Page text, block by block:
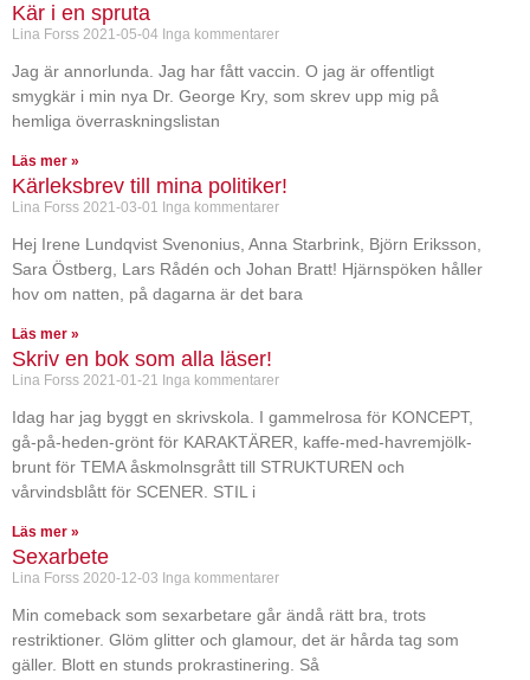
Kär i en spruta
Lina Forss 2021-05-04 Inga kommentarer
Jag är annorlunda. Jag har fått vaccin. O jag är offentligt
smygkär i min nya Dr. George Kry, som skrev upp mig på
hemliga överraskningslistan
Läs mer »
Kärleksbrev till mina politiker!
Lina Forss 2021-03-01 Inga kommentarer
Hej Irene Lundqvist Svenonius, Anna Starbrink, Björn Eriksson,
Sara Östberg, Lars Rådén och Johan Bratt! Hjärnspöken håller
hov om natten, på dagarna är det bara
Läs mer »
Skriv en bok som alla läser!
Lina Forss 2021-01-21 Inga kommentarer
Idag har jag byggt en skrivskola. I gammelrosa för KONCEPT,
gå-på-heden-grönt för KARAKTÄRER, kaffe-med-havremjölk-
brunt för TEMA åskmolnsgrått till STRUKTUREN och
vårvindsblått för SCENER. STIL i
Läs mer »
Sexarbete
Lina Forss 2020-12-03 Inga kommentarer
Min comeback som sexarbetare går ändå rätt bra, trots
restriktioner. Glöm glitter och glamour, det är hårda tag som
gäller. Blott en stunds prokrastinering. Så